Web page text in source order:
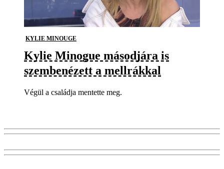
KYLIE MINOUGE
Kylie Minogue másodjára is
szembenézett a mellrákkal
Végül a családja mentette meg.